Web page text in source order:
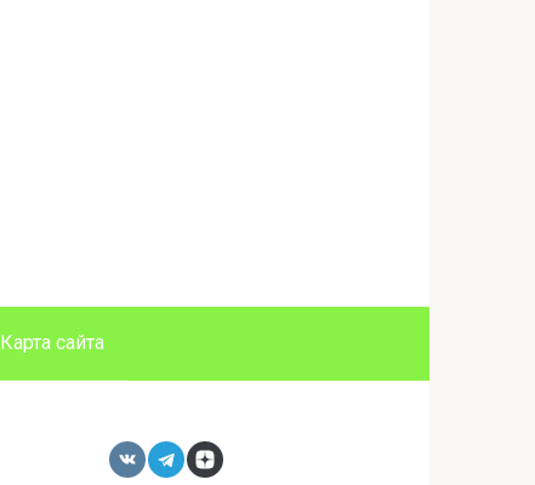
Карта сайта